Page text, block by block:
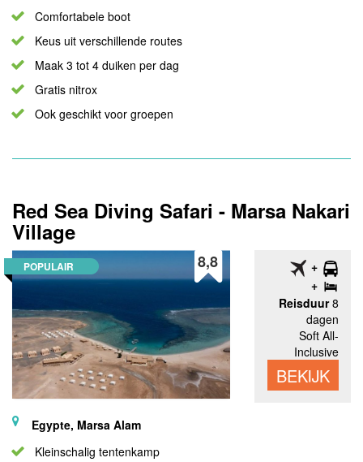
Comfortabele boot
Keus uit verschillende routes
Maak 3 tot 4 duiken per dag
Gratis nitrox
Ook geschikt voor groepen
Red Sea Diving Safari - Marsa Nakari
Village
POPULAIR 8,8
Reisduur8
dagen
Soft All-
Inclusive
BEKIJK
Egypte, Marsa Alam
Kleinschalig tentenkamp